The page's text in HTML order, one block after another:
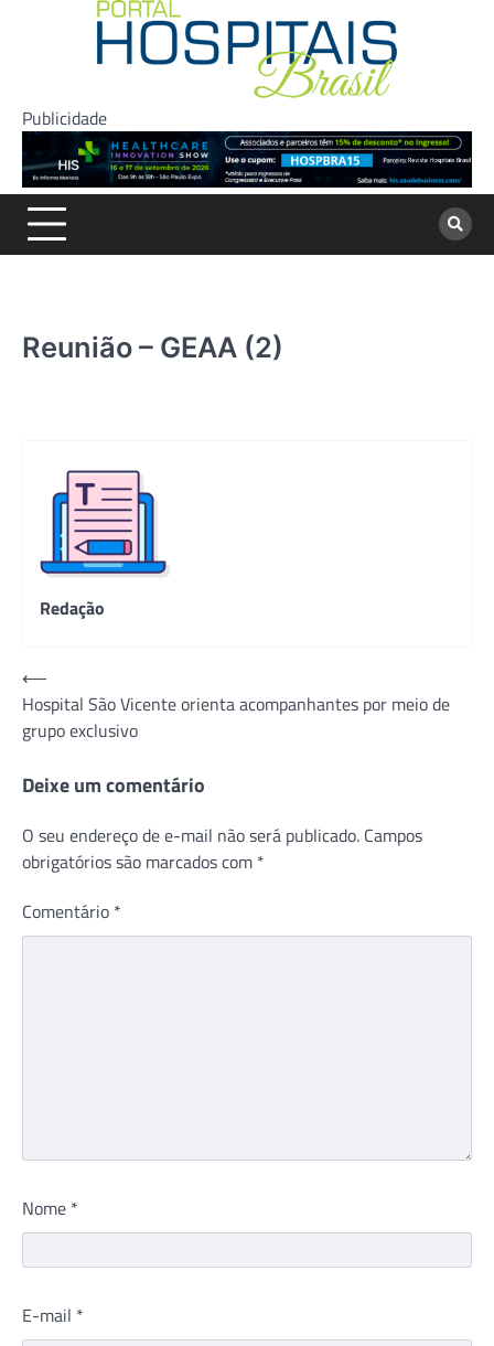
Publicidade
Reunião – GEAA (2)
Redação
Navegação
de
Post
⟵
Hospital São Vicente orienta acompanhantes por meio de
grupo exclusivo
Deixe um comentário
O seu endereço de e-mail não será publicado. Campos
obrigatórios são marcados com *
Comentário *
Nome *
E-mail *